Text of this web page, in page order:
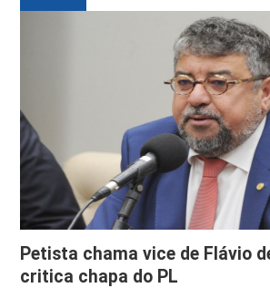
Petista chama vice de Flávio
critica chapa do PL